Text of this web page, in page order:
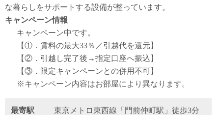
な暮らしをサポートする設備が整っています。
キャンペーン情報
キャンペーン中です。
【①．賃料の最大33％／引越代を還元】
【②．引越し完了後→指定口座へ振込】
【③．限定キャンペーンとの併用不可】
※キャンペーン内容はお部屋により異なります。
最寄駅
東京メトロ東西線「門前仲町駅」徒歩3分